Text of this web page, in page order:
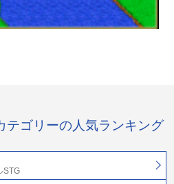
テゴリーの人気ランキング
STG